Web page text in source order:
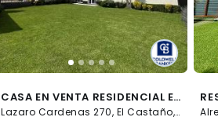
CASA EN VENTA RESIDENCIAL EL CASTAÑO METEPEC
Lazaro Cardenas 270, El Castaño, Metepec